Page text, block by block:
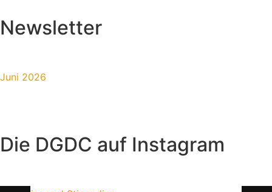
Newsletter
Juni 2026
Die DGDC auf Instagram